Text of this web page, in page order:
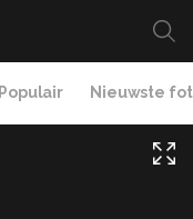
Populair Nieuwste